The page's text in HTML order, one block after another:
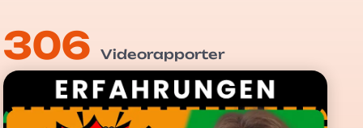
306 Videorapporter